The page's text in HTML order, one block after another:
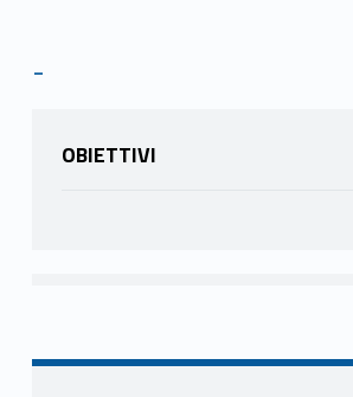
-
OBIETTIVI